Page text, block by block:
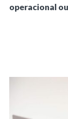
operacional